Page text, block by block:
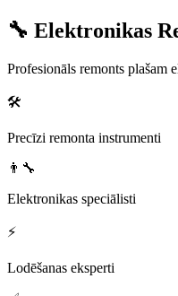
🔧 Elektronikas
Profesionāls remonts plašam
🛠️
Precīzi remonta instrumenti
👨‍🔧
Elektronikas speciālisti
⚡
Lodēšanas eksperti